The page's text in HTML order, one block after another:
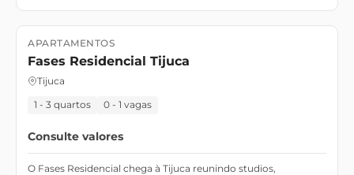
Lançamento
APARTAMENTOS
Fases Residencial Tijuca
Tijuca
1 - 3 quartos 0 - 1 vagas
Consulte valores
O Fases Residencial chega à Tijuca reunindo studios,